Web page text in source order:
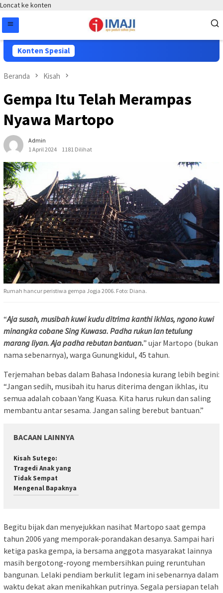
Loncat ke konten
Konten Spesial
Beranda Kisah
Gempa Itu Telah Merampas
Nyawa Martopo
Admin
1 April 2024
1181 Dilihat
Rumah hancur peristiwa gempa Jogja 2006. Foto: Diana.
“Aja susah, musibah kuwi kudu ditrima kanthi ikhlas, ngono kuwi
minangka cobane Sing Kuwasa. Padha rukun lan tetulung
marang liyan. Aja padha rebutan bantuan.” ujar Martopo (bukan
nama sebenarnya), warga Gunungkidul, 45 tahun.
Terjemahan bebas dalam Bahasa Indonesia kurang lebih begini:
“Jangan sedih, musibah itu harus diterima dengan ikhlas, itu
semua adalah cobaan Yang Kuasa. Kita harus rukun dan saling
membantu antar sesama. Jangan saling berebut bantuan.”
BACAAN LAINNYA
Kisah Sutego:
Tragedi Anak yang
Tidak Sempat
Mengenal Bapaknya
Begitu bijak dan menyejukkan nasihat Martopo saat gempa
tahun 2006 yang memporak-porandakan desanya. Sampai hari
ketiga paska gempa, ia bersama anggota masyarakat lainnya
masih bergotong-royong membersihkan puing reruntuhan
bangunan. Lelaki pendiam berkulit legam ini sebenarnya dalam
waktu dekat akan menikahkan putrinya. Segala persiapan telah